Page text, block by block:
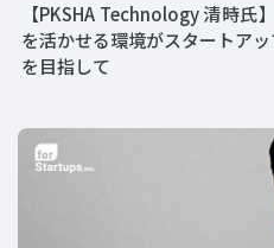
【PKSHA Technology 清時
を活かせる環境がスタートア
を目指して